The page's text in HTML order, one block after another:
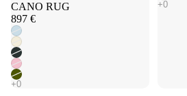
Épuisé
CANO RUG
897 €